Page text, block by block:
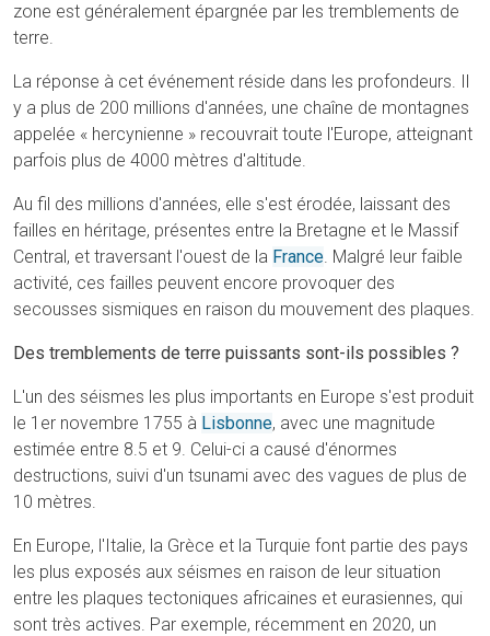
zone est généralement épargnée par les tremblements de
terre.
La réponse à cet événement réside dans les profondeurs. Il
y a plus de 200 millions d'années, une chaîne de montagnes
appelée « hercynienne » recouvrait toute l'Europe, atteignant
parfois plus de 4000 mètres d'altitude.
Au fil des millions d'années, elle s'est érodée, laissant des
failles en héritage, présentes entre la Bretagne et le Massif
Central, et traversant l'ouest de la France. Malgré leur faible
activité, ces failles peuvent encore provoquer des
secousses sismiques en raison du mouvement des plaques.
Des tremblements de terre puissants sont-ils possibles ?
L'un des séismes les plus importants en Europe s'est produit
le 1er novembre 1755 à Lisbonne, avec une magnitude
estimée entre 8.5 et 9. Celui-ci a causé d'énormes
destructions, suivi d'un tsunami avec des vagues de plus de
10 mètres.
En Europe, l'Italie, la Grèce et la Turquie font partie des pays
les plus exposés aux séismes en raison de leur situation
entre les plaques tectoniques africaines et eurasiennes, qui
sont très actives. Par exemple, récemment en 2020, un